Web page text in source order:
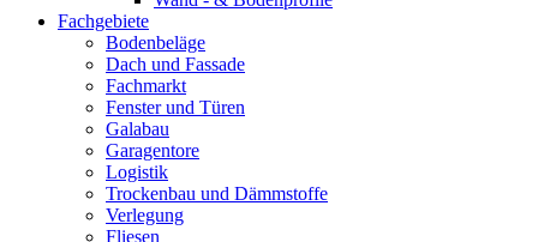
Fachgebiete
Bodenbeläge
Dach und Fassade
Fachmarkt
Fenster und Türen
Galabau
Garagentore
Logistik
Trockenbau und Dämmstoffe
Verlegung
Fliesen